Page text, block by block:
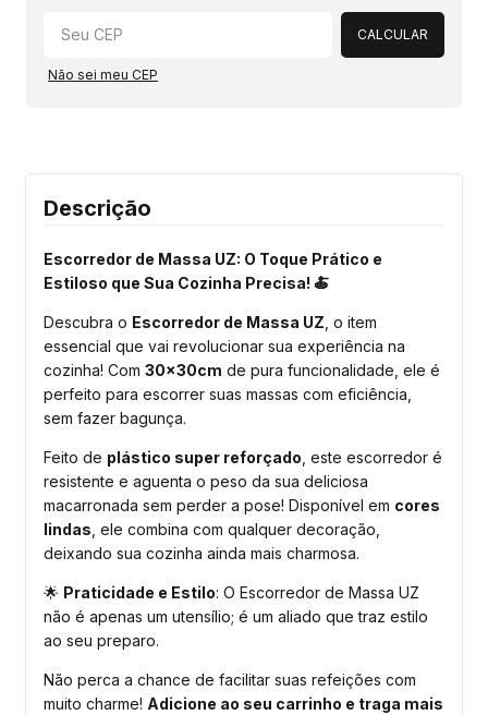
Alterar CEP
CALCULAR
Não sei meu CEP
Descrição
Escorredor de Massa UZ: O Toque Prático e
Estiloso que Sua Cozinha Precisa! 🍝
Descubra o Escorredor de Massa UZ , o item
essencial que vai revolucionar sua experiência na
cozinha! Com 30x30cm de pura funcionalidade, ele é
perfeito para escorrer suas massas com eficiência,
sem fazer bagunça.
Feito de plástico super reforçado , este escorredor é
resistente e aguenta o peso da sua deliciosa
macarronada sem perder a pose! Disponível em cores
lindas , ele combina com qualquer decoração,
deixando sua cozinha ainda mais charmosa.
🌟 Praticidade e Estilo: O Escorredor de Massa UZ
não é apenas um utensílio; é um aliado que traz estilo
ao seu preparo.
Não perca a chance de facilitar suas refeições com
muito charme! Adicione ao seu carrinho e traga mais